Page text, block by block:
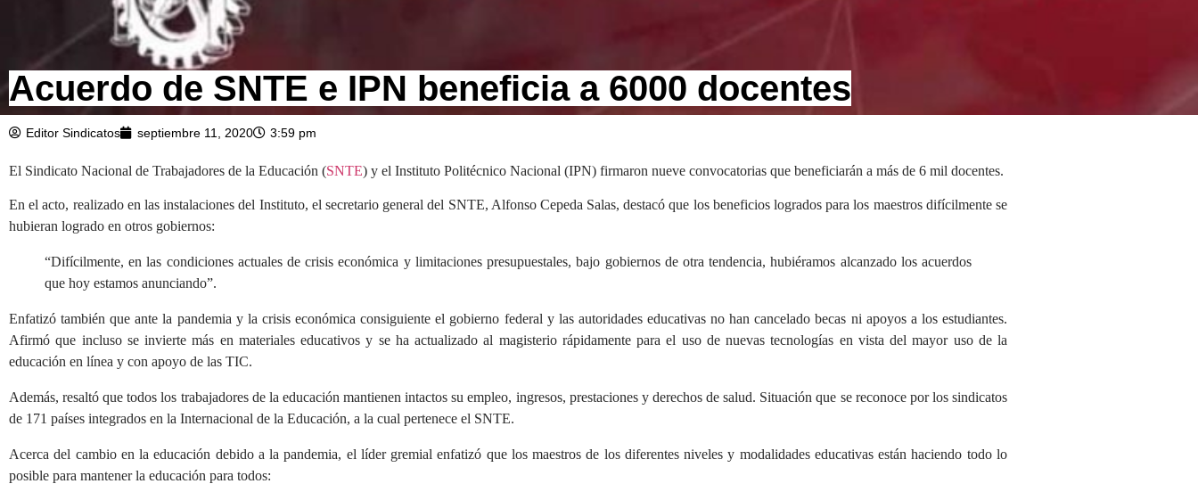
Acuerdo de SNTE e IPN beneficia a 6000 docentes
Editor Sindicatos septiembre 11, 2020 3:59 pm
El Sindicato Nacional de Trabajadores de la Educación (SNTE) y el Instituto Politécnico Nacional (IPN) firmaron nueve convocatorias que beneficiarán a más de 6 mil docentes.
En el acto, realizado en las instalaciones del Instituto, el secretario general del SNTE, Alfonso Cepeda Salas, destacó que los beneficios logrados para los maestros difícilmente se
hubieran logrado en otros gobiernos:
“Difícilmente, en las condiciones actuales de crisis económica y limitaciones presupuestales, bajo gobiernos de otra tendencia, hubiéramos alcanzado los acuerdos
que hoy estamos anunciando”.
Enfatizó también que ante la pandemia y la crisis económica consiguiente el gobierno federal y las autoridades educativas no han cancelado becas ni apoyos a los estudiantes.
Afirmó que incluso se invierte más en materiales educativos y se ha actualizado al magisterio rápidamente para el uso de nuevas tecnologías en vista del mayor uso de la
educación en línea y con apoyo de las TIC.
Además, resaltó que todos los trabajadores de la educación mantienen intactos su empleo, ingresos, prestaciones y derechos de salud. Situación que se reconoce por los sindicatos
de 171 países integrados en la Internacional de la Educación, a la cual pertenece el SNTE.
Acerca del cambio en la educación debido a la pandemia, el líder gremial enfatizó que los maestros de los diferentes niveles y modalidades educativas están haciendo todo lo
posible para mantener la educación para todos: